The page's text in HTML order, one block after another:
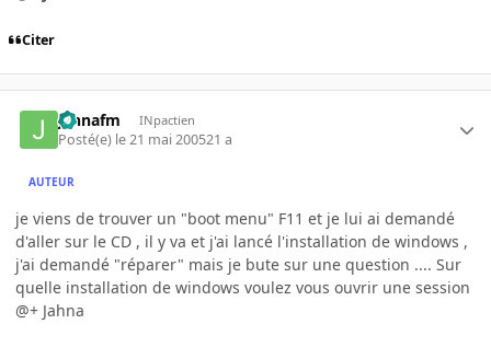
Citer
jahnafm INpactien
Posté(e) le 21 mai 200521 a
AUTEUR
je viens de trouver un "boot menu" F11 et je lui ai demandé
d'aller sur le CD , il y va et j'ai lancé l'installation de windows ,
j'ai demandé "réparer" mais je bute sur une question .... Sur
quelle installation de windows voulez vous ouvrir une session
@+ Jahna